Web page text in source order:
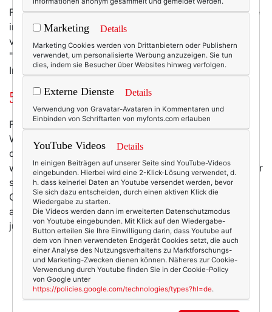
Für Texterella hat sie sich den Zeitraum 1960 bis heute
im Schnelldurchlauf und ganz persönlich
vorgenommen. Und als kleines Bonbon gibt es noch
"Zehn Vorteile, in den Sechzigern geboren zu sein" als
Info-Diagramm! :-)
50 Jahre im Schnelldurchlauf
Freie Liebe, Pilzköpfe, Miniröcke, Drogen, Hippies,
Woodstock, psychedelische Musik, Studentenrevolte –
das sind einige der Begriffe, die fast immer fallen,
wenn es um die 1960er Jahre geht. Doch die Sechziger
sind noch viel mehr. Zum Beispiel Susis und mein
Geburtsjahrzehnt. Susi und ich sind sogar fast gleich
alt (okay, okay, ich habe gemogelt: Susi ist etwas
jünger als ich).
Marketing Details
Marketing Cookies werden von Drittanbietern oder Publishern
verwendet, um personalisierte Werbung anzuzeigen. Sie tun
dies, indem sie Besucher über Websites hinweg verfolgen.
Externe Dienste Details
Verwendung von Gravatar-Avataren in Kommentaren und
Einbinden von Schriftarten von myfonts.com erlauben
YouTube Videos Details
In einigen Beiträgen auf unserer Seite sind YouTube-Videos
eingebunden. Hierbei wird eine 2-Klick-Lösung verwendet, d.
h. dass keinerlei Daten an Youtube versendet werden, bevor
Sie sich dazu entscheiden, durch einen aktiven Klick die
Wiedergabe zu starten.
Die Videos werden dann im erweiterten Datenschutzmodus
von Youtube eingebunden. Mit Klick auf den Wiedergabe-
Button erteilen Sie Ihre Einwilligung darin, dass Youtube auf
dem von Ihnen verwendeten Endgerät Cookies setzt, die auch
einer Analyse des Nutzungsverhaltens zu Marktforschungs-
und Marketing-Zwecken dienen können. Näheres zur Cookie-
Verwendung durch Youtube finden Sie in der Cookie-Policy
von Google unter
https://policies.google.com/technologies/types?hl=de.